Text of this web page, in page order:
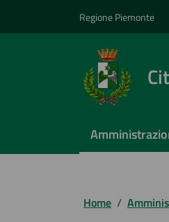
Regione Piemonte
Home /